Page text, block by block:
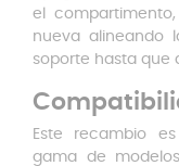
el
nueva alineando
soporte hasta que
Este recambio
gama de